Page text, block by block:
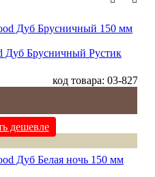
Дуб Брусничный Рустик
код товара: 03-827
дешевле